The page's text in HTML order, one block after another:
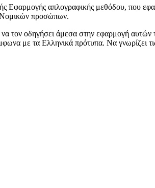
απλογραφικής μεθόδου, που
Νομικών προσώπων.
τον οδηγήσει άμεσα στην εφαρμογή
με τα Ελληνικά πρότυπα. Να γνωρίζει